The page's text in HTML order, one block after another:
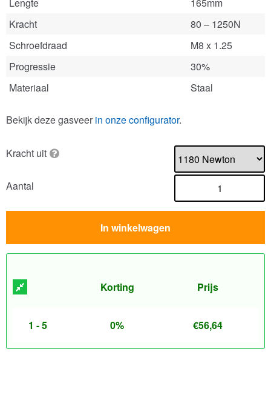
Kracht
80 – 1250N
Schroefdraad
M8 x 1.25
Progressie
30%
Materiaal
Staal
Bekijk deze gasveer in onze configurator.
Kracht uit
Aantal
In winkelwagen
Korting Prijs
1 - 5 0% €56,64